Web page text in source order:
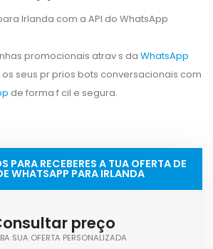
Irlanda com a API do WhatsApp
promocionais atrav s da WhatsApp
seus pr prios bots conversacionais com
de forma f cil e segura.
RECEBERES A TUA OFERTA DE
WHATSAPP PARA IRLANDA
preço
SUA OFERTA PERSONALIZADA